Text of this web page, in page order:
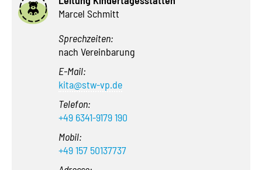
Marcel Schmitt
Sprechzeiten:
nach Vereinbarung
E-Mail:
kita@stw-vp.de
Telefon:
+49 6341-9179 190
Mobil:
+49 157 50137737